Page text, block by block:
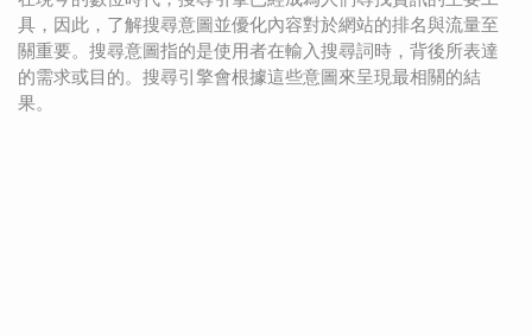
具，因此，了解搜尋意圖並優化內容對於網站的排名與流量至
關重要。搜尋意圖指的是使用者在輸入搜尋詞時，背後所表達
的需求或目的。搜尋引擎會根據這些意圖來呈現最相關的結
果。